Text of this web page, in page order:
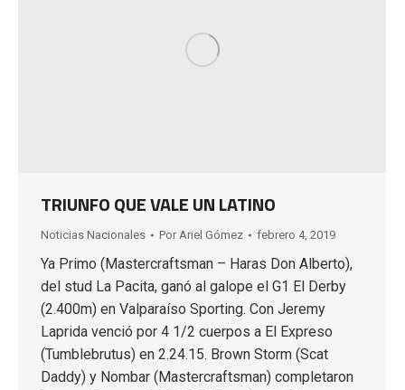
TRIUNFO QUE VALE UN LATINO
Noticias Nacionales Por Ariel Gómez febrero 4, 2019
Ya Primo (Mastercraftsman – Haras Don Alberto),
del stud La Pacita, ganó al galope el G1 El Derby
(2.400m) en Valparaíso Sporting. Con Jeremy
Laprida venció por 4 1/2 cuerpos a El Expreso
(Tumblebrutus) en 2.24.15. Brown Storm (Scat
Daddy) y Nombar (Mastercraftsman) completaron